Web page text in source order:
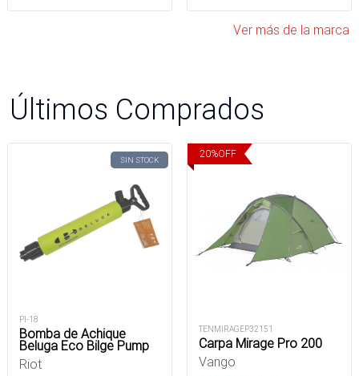
Ver más de la marca
Últimos Comprados
SIN STOCK
PI-18
Bomba de Achique
Beluga Eco Bilge Pump
Riot
20%OFF
TENMIRAGEP32151
Carpa Mirage Pro 200
Vango